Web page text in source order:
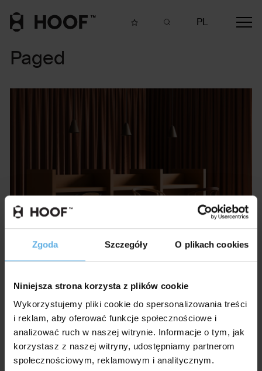
Zgoda Szczegóły O plikach cookies
Niniejsza strona korzysta z plików cookie
Wykorzystujemy pliki cookie do spersonalizowania treści
i reklam, aby oferować funkcje społecznościowe i
analizować ruch w naszej witrynie. Informacje o tym, jak
korzystasz z naszej witryny, udostępniamy partnerom
społecznościowym, reklamowym i analitycznym.
PL
Paged
Od ponad 140 lat Paged udowadnia, że rzemieślnicza
tradycja i nowoczesne podejście do designu mogą iść w